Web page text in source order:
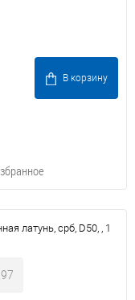
В корзину
латунь, срб, D50, , 1